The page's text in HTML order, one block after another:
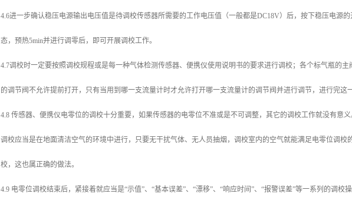
4.6进一步确认稳压电源输出电压值是待调校传感器所需要的工作电压值（一般都是DC18V）后，按下稳压电源
态，预热5min并进行调零后，即可开展调校工作。
4.7调校时一定要按照调校规程或是每一种气体检测传感器、便携仪使用说明书的要求进行调校；各个标气瓶的
的调节阀不允许提前打开，只有当用到哪一支流量计时才允许打开哪一支流量计的调节阀并进行调节，进行完这
4.8 传感器、便携仪电零位的调校十分重要，如果传感器的电零位不准或是不可调整，其它的调校工作就没有意
调校应当是在地面清洁空气的环境中进行，只要无干扰气体、无人员抽烟，调校室内的空气就能满足电零位调校
校，这也属正确的做法。
4.9 电零位调校结束后，紧接着就应当是“示值”、“基本误差”、“漂移”、“响应时间”、“报警误差”等一系列的调